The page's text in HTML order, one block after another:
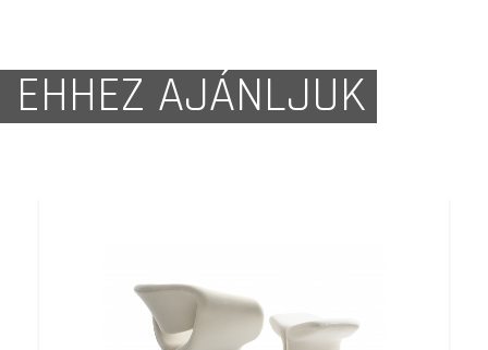
EHHEZ AJÁNLJUK